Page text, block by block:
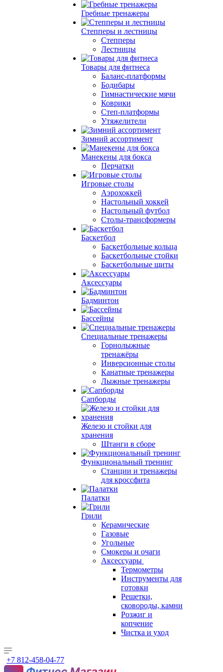
Гребные тренажеры
Степперы и лестницы
Степперы
Лестницы
Товары для фитнеса
Баланс-платформы
Бодибары
Гимнастические мячи
Коврики
Степ-платформы
Утяжелители
Зимний ассортимент
Манекены для бокса
Перчатки
Игровые столы
Аэрохоккей
Настольный хоккей
Настольный футбол
Столы-трансформеры
Баскетбол
Баскетбольные кольца
Баскетбольные стойки
Баскетбольные щиты
Аксессуары
Бадминтон
Бассейны
Специальные тренажеры
Горнолыжные
тренажёры
Инверсионные столы
Канатные тренажеры
Лыжные тренажеры
Сапборды
Железо и стойки для
хранения
Штанги в сборе
Функциональный тренинг
Станции и тренажеры
для кроссфита
Палатки
Грили
Керамические
Газовые
Угольные
Смокеры и очаги
Аксессуары
Термометры
Инструменты для
готовки
Решетки,
сковороды, камни
Розжиг и
копчение
Чистка и уход
+7 812-458-04-77